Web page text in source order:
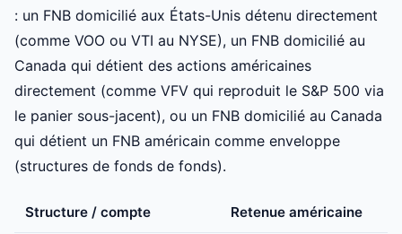
: un FNB domicilié aux États-Unis détenu directement
(comme VOO ou VTI au NYSE), un FNB domicilié au
Canada qui détient des actions américaines
directement (comme VFV qui reproduit le S&P 500 via
le panier sous-jacent), ou un FNB domicilié au Canada
qui détient un FNB américain comme enveloppe
(structures de fonds de fonds).
Structure / compte Retenue américaine